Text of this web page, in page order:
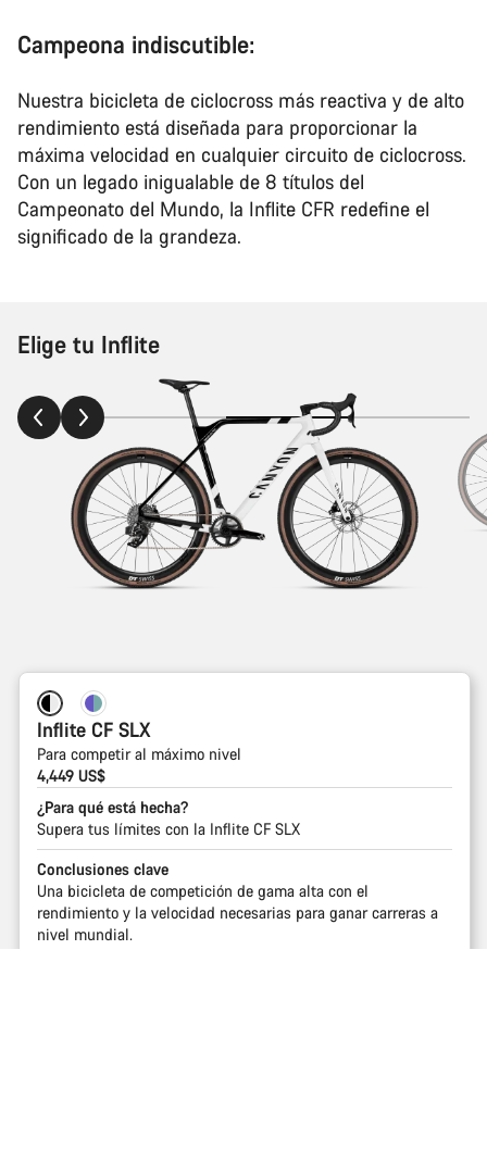
Campeona indiscutible:
Nuestra bicicleta de ciclocross más reactiva y de alto
rendimiento está diseñada para proporcionar la
máxima velocidad en cualquier circuito de ciclocross.
Con un legado inigualable de 8 títulos del
Campeonato del Mundo, la Inflite CFR redefine el
significado de la grandeza.
Elige tu Inflite
Inflite CF SLX
Para competir al máximo nivel
4,449 US$
¿Para qué está hecha?
Supera tus límites con la Inflite CF SLX
Conclusiones clave
Una bicicleta de competición de gama alta con el
rendimiento y la velocidad necesarias para ganar carreras a
nivel mundial.